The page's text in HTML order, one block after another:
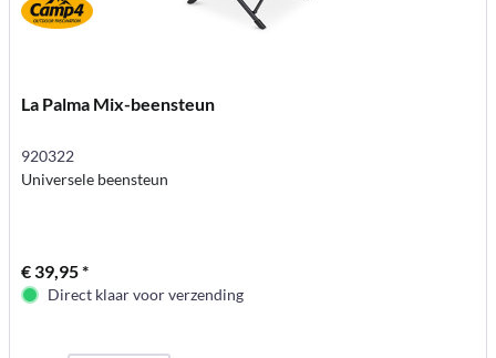
La Palma Mix-beensteun
920322
Universele beensteun
€ 39,95 *
Direct klaar voor verzending